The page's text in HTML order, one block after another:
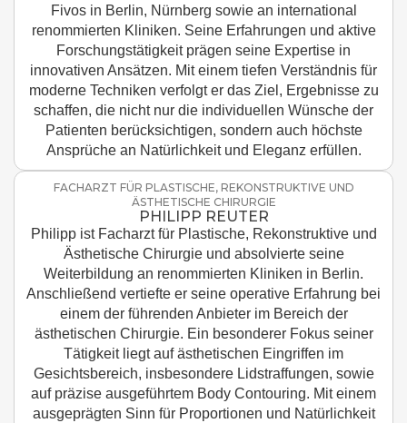
Fivos in Berlin, Nürnberg sowie an international
renommierten Kliniken. Seine Erfahrungen und aktive
Forschungstätigkeit prägen seine Expertise in
innovativen Ansätzen. Mit einem tiefen Verständnis für
moderne Techniken verfolgt er das Ziel, Ergebnisse zu
schaffen, die nicht nur die individuellen Wünsche der
Patienten berücksichtigen, sondern auch höchste
Ansprüche an Natürlichkeit und Eleganz erfüllen.
FACHARZT FÜR PLASTISCHE, REKONSTRUKTIVE UND
ÄSTHETISCHE CHIRURGIE
PHILIPP REUTER
Philipp ist Facharzt für Plastische, Rekonstruktive und
Ästhetische Chirurgie und absolvierte seine
Weiterbildung an renommierten Kliniken in Berlin.
Anschließend vertiefte er seine operative Erfahrung bei
einem der führenden Anbieter im Bereich der
ästhetischen Chirurgie. Ein besonderer Fokus seiner
Tätigkeit liegt auf ästhetischen Eingriffen im
Gesichtsbereich, insbesondere Lidstraffungen, sowie
auf präzise ausgeführtem Body Contouring. Mit einem
ausgeprägten Sinn für Proportionen und Natürlichkeit